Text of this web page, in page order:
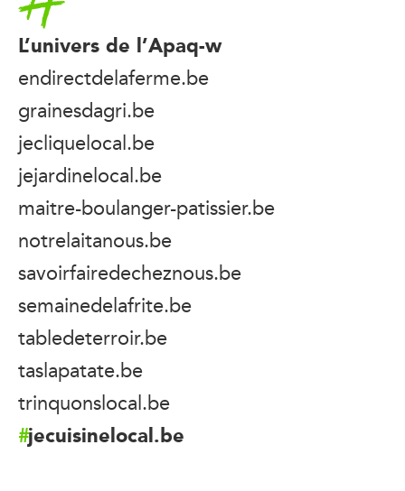
L’univers de l’Apaq-w
endirectdelaferme.be
grainesdagri.be
jecliquelocal.be
jejardinelocal.be
maitre-boulanger-patissier.be
notrelaitanous.be
savoirfairedecheznous.be
semainedelafrite.be
tabledeterroir.be
taslapatate.be
trinquonslocal.be
jecuisinelocal.be